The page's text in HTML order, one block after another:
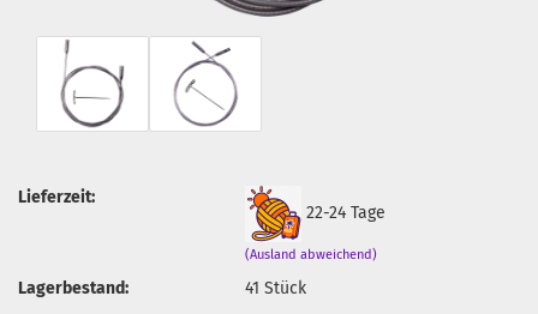
Lieferzeit:
22-24 Tage
(Ausland abweichend)
Lagerbestand: 41Stück